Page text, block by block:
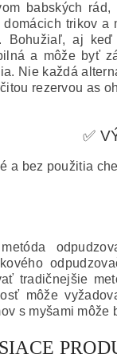
babských
domácich trikov a
Bohužiaľ, aj
a môže byť
Nie každá
rezervou as
✅
a bez použitia
tradičnejšie
môže
s myšami môže